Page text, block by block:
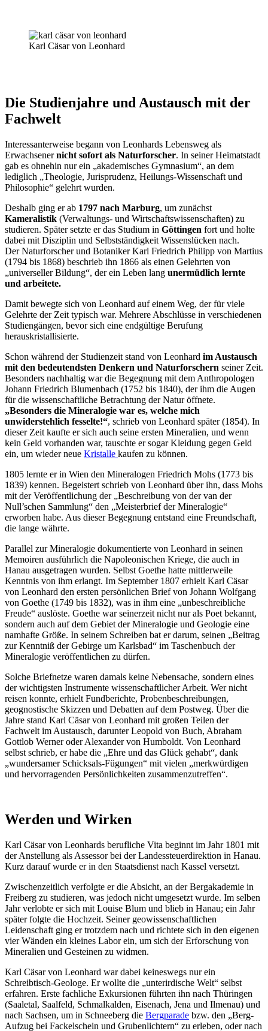
Karl Cäsar von Leonhard
Die Studienjahre und Austausch mit der
Fachwelt
Interessanterweise begann von Leonhards Lebensweg als
Erwachsenernicht sofort als Naturforscher. In seiner Heimatstadt
gab es ohnehin nur ein „akademisches Gymnasium“, an dem
lediglich „Theologie, Jurisprudenz, Heilungs-Wissenschaft und
Philosophie“ gelehrt wurden.
Deshalb ging er ab 1797 nach Marburg, um zunächst
Kameralistik (Verwaltungs- und Wirtschaftswissenschaften) zu
studieren. Später setzte er das Studium in Göttingen fort und holte
dabei mit Disziplin und Selbstständigkeit Wissenslücken nach.
Der Naturforscher und Botaniker Karl Friedrich Philipp von Martius
(1794 bis 1868) beschrieb ihn 1866 als einen Gelehrten von
„universeller Bildung“, der ein Leben lang unermüdlich lernte
und arbeitete.
Damit bewegte sich von Leonhard auf einem Weg, der für viele
Gelehrte der Zeit typisch war. Mehrere Abschlüsse in verschiedenen
Studiengängen, bevor sich eine endgültige Berufung
herauskristallisierte.
Schon während der Studienzeit stand von Leonhard im Austausch
mit den bedeutendsten Denkern und Naturforschern seiner Zeit.
Besonders nachhaltig war die Begegnung mit dem Anthropologen
Johann Friedrich Blumenbach (1752 bis 1840), der ihm die Augen
für die wissenschaftliche Betrachtung der Natur öffnete.
„Besonders die Mineralogie war es, welche mich
unwiderstehlich fesselte!“, schrieb von Leonhard später (1854). In
dieser Zeit kaufte er sich auch seine ersten Mineralien, und wenn
kein Geld vorhanden war, tauschte er sogar Kleidung gegen Geld
ein, um wieder neue Kristalle kaufen zu können.
1805 lernte er in Wien den Mineralogen Friedrich Mohs (1773 bis
1839) kennen. Begeistert schrieb von Leonhard über ihn, dass Mohs
mit der Veröffentlichung der „Beschreibung von der van der
Null’schen Sammlung“ den „Meisterbrief der Mineralogie“
erworben habe. Aus dieser Begegnung entstand eine Freundschaft,
die lange währte.
Parallel zur Mineralogie dokumentierte von Leonhard in seinen
Memoiren ausführlich die Napoleonischen Kriege, die auch in
Hanau ausgetragen wurden. Selbst Goethe hatte mittlerweile
Kenntnis von ihm erlangt. Im September 1807 erhielt Karl Cäsar
von Leonhard den ersten persönlichen Brief von Johann Wolfgang
von Goethe (1749 bis 1832), was in ihm eine „unbeschreibliche
Freude“ auslöste. Goethe war seinerzeit nicht nur als Poet bekannt,
sondern auch auf dem Gebiet der Mineralogie und Geologie eine
namhafte Größe. In seinem Schreiben bat er darum, seinen „Beitrag
zur Kenntniß der Gebirge um Karlsbad“ im Taschenbuch der
Mineralogie veröffentlichen zu dürfen.
Solche Briefnetze waren damals keine Nebensache, sondern eines
der wichtigsten Instrumente wissenschaftlicher Arbeit. Wer nicht
reisen konnte, erhielt Fundberichte, Probenbeschreibungen,
geognostische Skizzen und Debatten auf dem Postweg. Über die
Jahre stand Karl Cäsar von Leonhard mit großen Teilen der
Fachwelt im Austausch, darunter Leopold von Buch, Abraham
Gottlob Werner oder Alexander von Humboldt. Von Leonhard
selbst schrieb, er habe die „Ehre und das Glück gehabt“, dank
„wundersamer Schicksals-Fügungen“ mit vielen „merkwürdigen
und hervorragenden Persönlichkeiten zusammenzutreffen“.
Werden und Wirken
Karl Cäsar von Leonhards berufliche Vita beginnt im Jahr 1801 mit
der Anstellung als Assessor bei der Landessteuerdirektion in Hanau.
Kurz darauf wurde er in den Staatsdienst nach Kassel versetzt.
Zwischenzeitlich verfolgte er die Absicht, an der Bergakademie in
Freiberg zu studieren, was jedoch nicht umgesetzt wurde. Im selben
Jahr verlobte er sich mit Louise Blum und blieb in Hanau; ein Jahr
später folgte die Hochzeit. Seiner geowissenschaftlichen
Leidenschaft ging er trotzdem nach und richtete sich in den eigenen
vier Wänden ein kleines Labor ein, um sich der Erforschung von
Mineralien und Gesteinen zu widmen.
Karl Cäsar von Leonhard war dabei keineswegs nur ein
Schreibtisch-Geologe. Er wollte die „unterirdische Welt“ selbst
erfahren. Erste fachliche Exkursionen führten ihn nach Thüringen
(Saaletal, Saalfeld, Schmalkalden, Eisenach, Jena und Ilmenau) und
nach Sachsen, um in Schneeberg die Bergparade bzw. den „Berg-
Aufzug bei Fackelschein und Grubenlichtern“ zu erleben, oder nach